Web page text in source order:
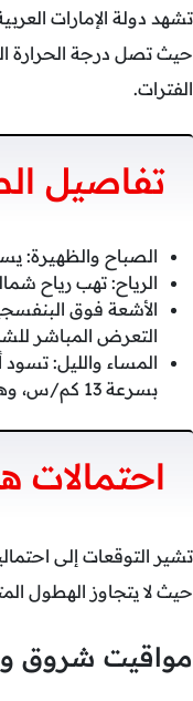
الفترات.
تفاصيل
الصباح والظهيرة:
الرياح: تهب رياح شمالية شمالية شرقية
التعرض المباشر
بسرعة 13 كم/س، وهبات قد تصل إلى 32 كم/س.
احتمالات
حيث لا يتجاوز الهطول المتوقع
مواقيت شروق